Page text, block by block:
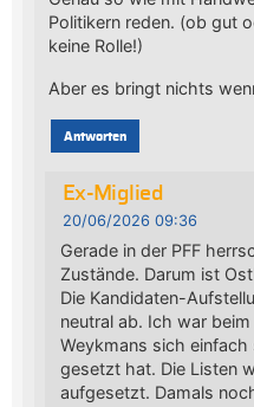
Politikern reden. (ob gut
keine Rolle!)
Aber es bringt nichts
Antworten
Ex-Miglied
20/06/2026 09:36
Gerade in der PFF
Zustände. Darum ist
Die Kandidaten-
neutral ab. Ich war
Weykmans sich
gesetzt hat. Die Listen
aufgesetzt. Damals